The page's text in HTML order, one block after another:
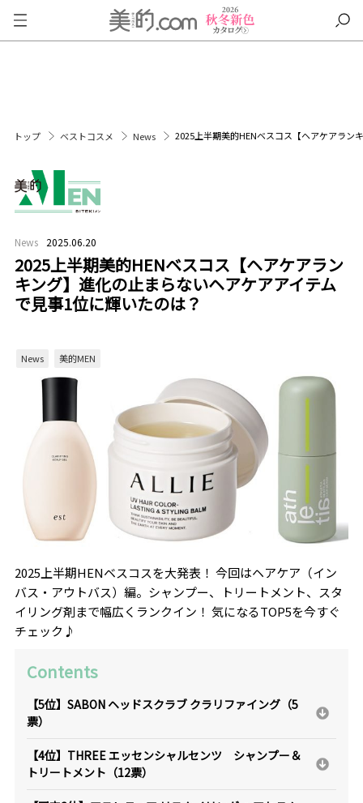
トップ ベストコスメ News 2025上半期美的HENベスコス【ヘアケアラン
News 2025.06.20
2025上半期美的HENベスコス【ヘアケアラン
キング】進化の止まらないヘアケアアイテム
で見事1位に輝いたのは？
News 美的MEN
2025上半期HENベスコスを大発表！ 今回はヘアケア（イン
バス・アウトバス）編。シャンプー、トリートメント、スタ
イリング剤まで幅広くランクイン！ 気になるTOP5を今すぐ
チェック♪
Contents
【5位】SABON ヘッドスクラブ クラリファイング（5
票）
【4位】THREE エッセンシャルセンツ シャンプー＆
トリートメント（12票）